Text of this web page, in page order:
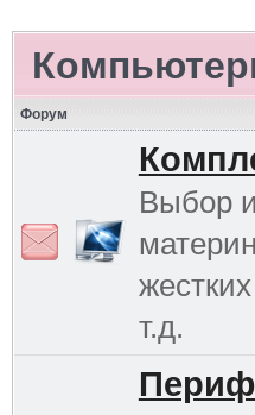
Форум
Выбор
т.д.